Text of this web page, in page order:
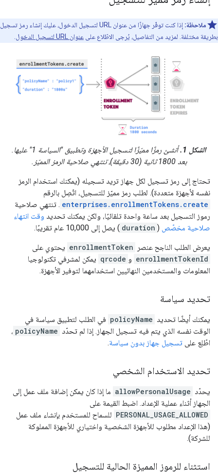
ملاحظة:
إذا كنت توفّر جهازًا من عنوان URL لتسجيل الدخول، عليك إنشاء رمز تسجيل
بطريقة مختلفة. لمزيد من التفاصيل، يُرجى الاطّلاع على عنوان URL لتسجيل الدخول
الشكل 1.
أنشئ رمزًا مميّزًا لتسجيل الأجهزة وتطبيق "السياسة 1" عليها.
بعد 1800 ثانية (30 دقيقة)، تنتهي صلاحية الرمز المميّز.
تحتاج إلى رمز تسجيل لكل جهاز تريد تسجيله (يمكنك استخدام الرمز
نفسه لأجهزة متعددة). لطلب رمز مميّز للتسجيل، اتّصِل بالرقم
enterprises.enrollmentTokens.create . تنتهي صلاحية
رموز التسجيل بعد ساعة واحدة تلقائيًا، ولكن يمكنك تحديد وقت انتهاء
صلاحية مخصّص (
duration ) يصل إلى 10,000 عام تقريبًا.
يعرض الطلب الناجح عنصر enrollmentToken يحتوي على
enrollmentTokenId و qrcode يمكن لمشرفي تكنولوجيا
المعلومات والمستخدمين النهائيين استخدامهما لتوفير الأجهزة.
تحديد سياسة
يمكنك أيضًا تحديد policyName في الطلب لتطبيق سياسة في
الوقت نفسه الذي يتم فيه تسجيل الجهاز. إذا لم تحدّد policyName ،
اطّلِع على تسجيل جهاز بدون سياسة.
تحديد الاستخدام الشخصي
يحدّد allowPersonalUsage ما إذا كان يمكن إضافة ملف عمل إلى
الجهاز أثناء عملية الإعداد. اضبط القيمة على
PERSONAL_USAGE_ALLOWED للسماح للمستخدم بإنشاء ملف عمل
(هذا الإعداد مطلوب للأجهزة الشخصية واختياري للأجهزة المملوكة
للشركة).
استثناء للرموز المميزة الحالية للتسجيل